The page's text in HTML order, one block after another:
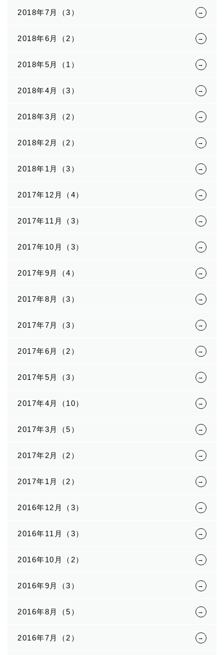
2018年7月（3）
2018年6月（2）
2018年5月（1）
2018年4月（3）
2018年3月（2）
2018年2月（2）
2018年1月（3）
2017年12月（4）
2017年11月（3）
2017年10月（3）
2017年9月（4）
2017年8月（3）
2017年7月（3）
2017年6月（2）
2017年5月（3）
2017年4月（10）
2017年3月（5）
2017年2月（2）
2017年1月（2）
2016年12月（3）
2016年11月（3）
2016年10月（2）
2016年9月（3）
2016年8月（5）
2016年7月（2）